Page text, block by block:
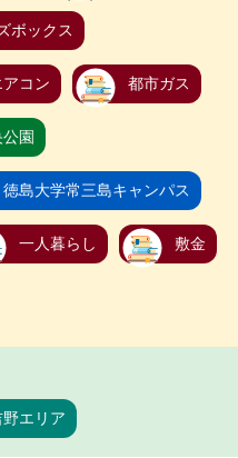
ボックス
アコン 都市ガス
園
徳島大学常三島キャンパス
一人暮らし 敷金
野エリア